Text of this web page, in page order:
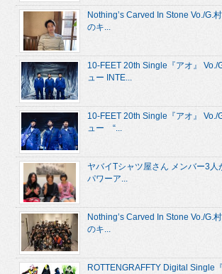
Nothing’s Carved In Stone Vo./G.
のキ...
10-FEET 20th Single『アオ』 Vo./
ュー INTE...
10-FEET 20th Single『アオ』 Vo./
ュー “...
ヤバイTシャツ屋さん メンバー3人
パワーア...
Nothing’s Carved In Stone Vo./G.
のキ...
ROTTENGRAFFTY Digital Single